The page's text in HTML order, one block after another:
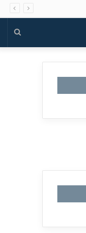
بحث